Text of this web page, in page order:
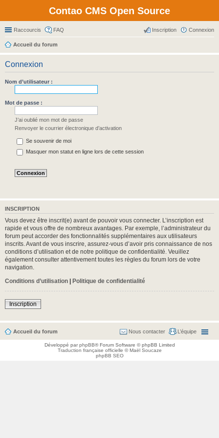
Contao CMS Open Source
Raccourcis FAQ Connexion
Inscription
Accueil du forum
Connexion
Nom d’utilisateur :
Mot de passe :
J’ai oublié mon mot de passe
Renvoyer le courrier électronique d’activation
Se souvenir de moi
Masquer mon statut en ligne lors de cette session
INSCRIPTION
Vous devez être inscrit(e) avant de pouvoir vous connecter. L’inscription est
rapide et vous offre de nombreux avantages. Par exemple, l’administrateur du
forum peut accorder des fonctionnalités supplémentaires aux utilisateurs
inscrits. Avant de vous inscrire, assurez-vous d’avoir pris connaissance de nos
conditions d’utilisation et de notre politique de confidentialité. Veuillez
également consulter attentivement toutes les règles du forum lors de votre
navigation.
Conditions d’utilisation | Politique de confidentialité
Inscription
Accueil du forum L’équipe
Nous contacter
Développé parphpBB® Forum Software © phpBB Limited
Traduction française officielle ©Maël Soucaze
phpBB SEO